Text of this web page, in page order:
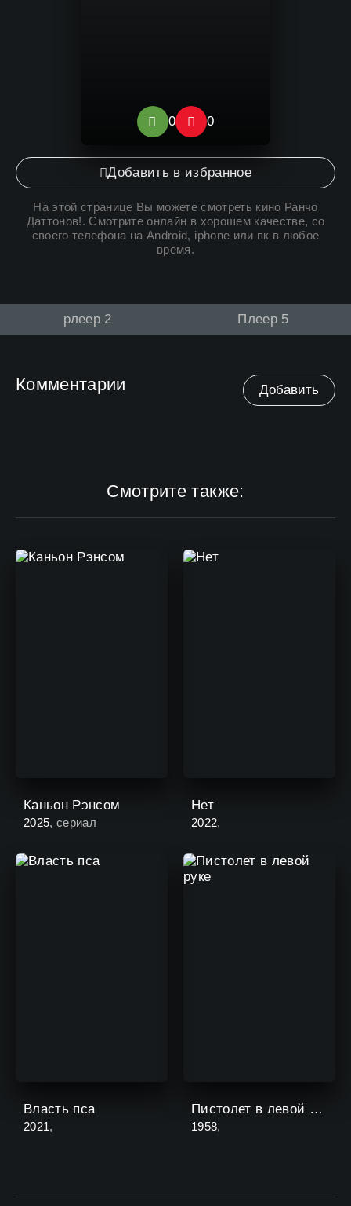
0 0
Добавить в избранное
На этой странице Вы можетесмотреть кино Ранчо
Даттонов!. Смотрите онлайн в хорошем качестве, со
своего телефона на Android, iphone или пк в любое
время.
рлеер 2 Плеер 5
Комментарии Добавить
Смотрите также:
Каньон Рэнсом
2025, сериал
Нет
2022,
Власть пса
2021,
Пистолет в левой руке
1958,